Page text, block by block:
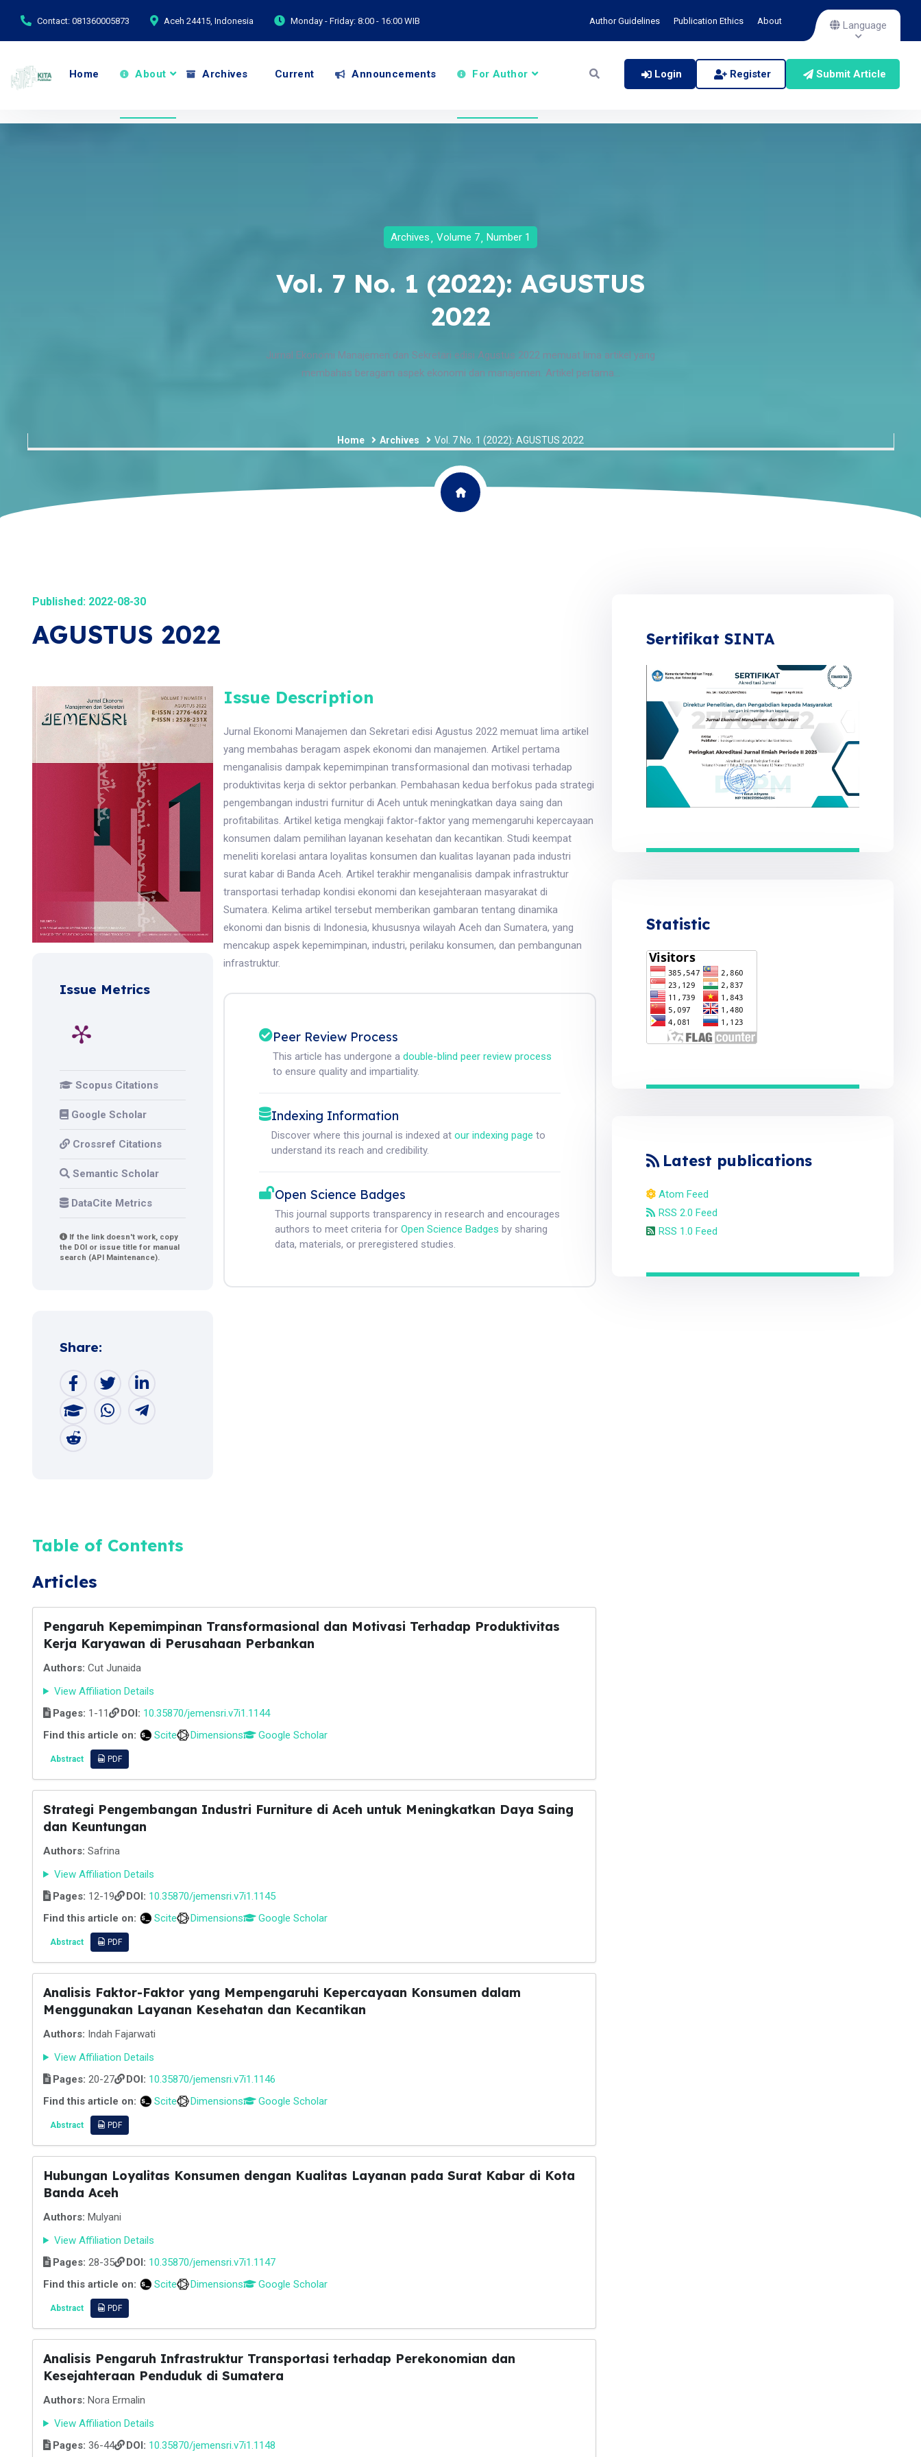
Contact: 081360005873 Aceh 24415, Indonesia Monday - Friday: 8:00 - 16:00 WIB Author Guidelines Publication Ethics About Language
Home About Archives Current Announcements For Author Login Register Submit Article
Archives Volume 7 Number 1
Vol. 7 No. 1 (2022): AGUSTUS
2022
Jurnal Ekonomi Manajemen dan Sekretari edisi Agustus 2022 memuat lima artikel yang
membahas beragam aspek ekonomi dan manajemen. Artikel pertama...
Home Archives Vol. 7 No. 1 (2022): AGUSTUS 2022
Published: 2022-08-30
AGUSTUS 2022
Issue Metrics
Scopus Citations
Google Scholar
Crossref Citations
Semantic Scholar
DataCite Metrics
If the link doesn't work, copy
the DOI or issue title for manual
search (API Maintenance).
Share:
Issue Description
Jurnal Ekonomi Manajemen dan Sekretari edisi Agustus 2022 memuat lima artikel
yang membahas beragam aspek ekonomi dan manajemen. Artikel pertama
menganalisis dampak kepemimpinan transformasional dan motivasi terhadap
produktivitas kerja di sektor perbankan. Pembahasan kedua berfokus pada strategi
pengembangan industri furnitur di Aceh untuk meningkatkan daya saing dan
profitabilitas. Artikel ketiga mengkaji faktor-faktor yang memengaruhi kepercayaan
konsumen dalam pemilihan layanan kesehatan dan kecantikan. Studi keempat
meneliti korelasi antara loyalitas konsumen dan kualitas layanan pada industri
surat kabar di Banda Aceh. Artikel terakhir menganalisis dampak infrastruktur
transportasi terhadap kondisi ekonomi dan kesejahteraan masyarakat di
Sumatera. Kelima artikel tersebut memberikan gambaran tentang dinamika
ekonomi dan bisnis di Indonesia, khususnya wilayah Aceh dan Sumatera, yang
mencakup aspek kepemimpinan, industri, perilaku konsumen, dan pembangunan
infrastruktur.
Peer Review Process
This article has undergone adouble-blind peer review process
to ensure quality and impartiality.
Indexing Information
Discover where this journal is indexed atour indexing page to
understand its reach and credibility.
Open Science Badges
This journal supports transparency in research and encourages
authors to meet criteria forOpen Science Badges by sharing
data, materials, or preregistered studies.
Table of Contents
Articles
Pengaruh Kepemimpinan Transformasional dan Motivasi Terhadap Produktivitas
Kerja Karyawan di Perusahaan Perbankan
Authors: Cut Junaida
View Affiliation Details
Pages: 1-11 DOI: 10.35870/jemensri.v7i1.1144
Find this article on:
Scite Dimensions Google Scholar
Abstract PDF
Strategi Pengembangan Industri Furniture di Aceh untuk Meningkatkan Daya Saing
dan Keuntungan
Authors: Safrina
View Affiliation Details
Pages: 12-19 DOI: 10.35870/jemensri.v7i1.1145
Find this article on:
Scite Dimensions Google Scholar
Abstract PDF
Analisis Faktor-Faktor yang Mempengaruhi Kepercayaan Konsumen dalam
Menggunakan Layanan Kesehatan dan Kecantikan
Authors: Indah Fajarwati
View Affiliation Details
Pages: 20-27 DOI: 10.35870/jemensri.v7i1.1146
Find this article on:
Scite Dimensions Google Scholar
Abstract PDF
Hubungan Loyalitas Konsumen dengan Kualitas Layanan pada Surat Kabar di Kota
Banda Aceh
Authors: Mulyani
View Affiliation Details
Pages: 28-35 DOI: 10.35870/jemensri.v7i1.1147
Find this article on:
Scite Dimensions Google Scholar
Abstract PDF
Analisis Pengaruh Infrastruktur Transportasi terhadap Perekonomian dan
Kesejahteraan Penduduk di Sumatera
Authors: Nora Ermalin
View Affiliation Details
Pages: 36-44 DOI: 10.35870/jemensri.v7i1.1148
Sertifikat SINTA
Statistic
Latest publications
Atom Feed
RSS 2.0 Feed
RSS 1.0 Feed